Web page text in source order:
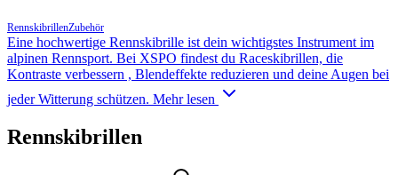
RennskibrillenZubehör
Eine hochwertige Rennskibrille ist dein wichtigstes Instrument im
alpinen Rennsport. Bei XSPO findest du Raceskibrillen, die
Kontraste verbessern , Blendeffekte reduzieren und deine Augen bei
jeder Witterung schützen. Mehr lesen
Rennskibrillen